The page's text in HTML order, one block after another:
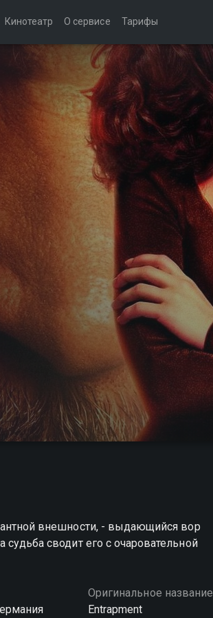
Кинотеатр О сервисе Тарифы
внешности, - выдающийся вор
сводит его с очаровательной
Оригинальное название
Entrapment